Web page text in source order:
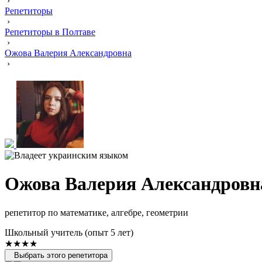
Репетиторы
›
Репетиторы в Полтаве
›
Ожова Валерия Александровна
›
Ожова Валерия
репетитор по математике, алгебре, геометрии
Школьный учитель (опыт 5 лет)
★★★★
Выбрать этого репетитора